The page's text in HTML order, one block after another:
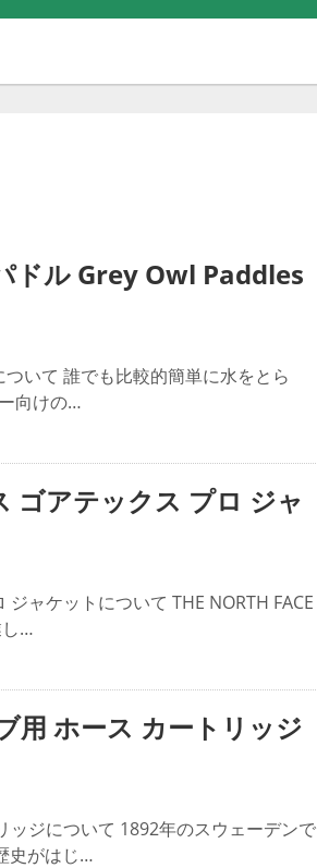
ドル Grey Owl Paddles
いて 誰でも比較的簡単に水をとら
向けの…
ゴアテックス プロ ジャ
ャケットについて THE NORTH FACE
し…
用 ホース カートリッジ
ッジについて 1892年のスウェーデンで
史がはじ…